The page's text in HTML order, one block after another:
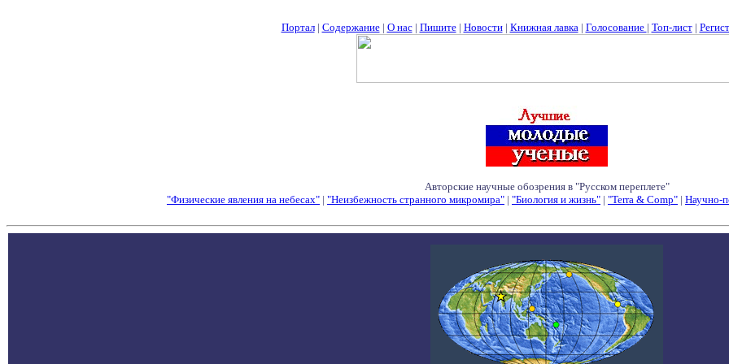
Портал| Содержание| О нас| Пишите| Новости| Книжная лавка| Голосование | Топ-лист|
Авторские научные обозрения в "Русском переплете"
"Физические явления на небесах" | "Неизбежность странного микромира" | "Биология и жизнь" | "Terra & Comp" | Научно-